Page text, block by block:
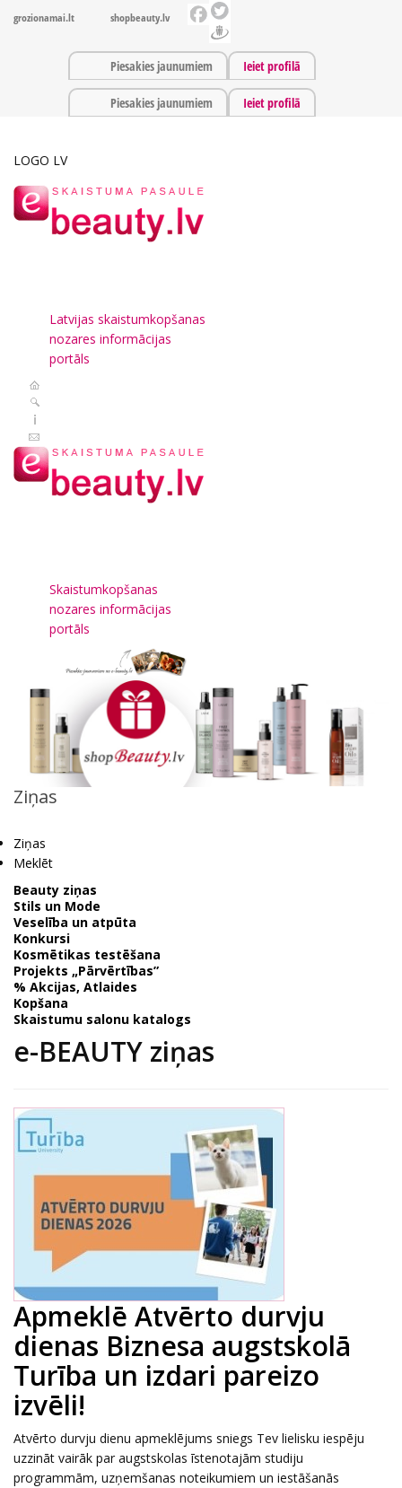
grozionamai.lt shopbeauty.lv
Piesakies jaunumiem Ieiet profilā
Piesakies jaunumiem Ieiet profilā
LOGO LV
Latvijas skaistumkopšanas
nozares informācijas
portāls
Skaistumkopšanas
nozares informācijas
portāls
Ziņas
Ziņas
Meklēt
Beauty ziņas
Stils un Mode
Veselība un atpūta
Konkursi
Kosmētikas testēšana
Projekts „Pārvērtības”
% Akcijas, Atlaides
Kopšana
Skaistumu salonu katalogs
e-BEAUTY ziņas
Apmeklē Atvērto durvju
dienas Biznesa augstskolā
Turība un izdari pareizo
izvēli!
Atvērto durvju dienu apmeklējums sniegs Tev lielisku iespēju
uzzināt vairāk par augstskolas īstenotajām studiju
programmām, uzņemšanas noteikumiem un iestāšanās